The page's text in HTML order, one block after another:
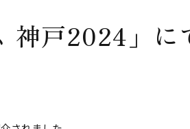
神戸2024」